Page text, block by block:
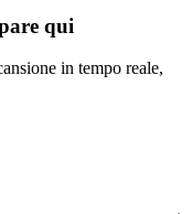
qui
in tempo reale,